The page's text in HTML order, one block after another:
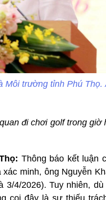
Môi trường tỉnh Phú Thọ.
đi chơi golf trong giờ
Thông báo kết luận
minh, ông Nguyễn
3/4/2026). Tuy nhiên,